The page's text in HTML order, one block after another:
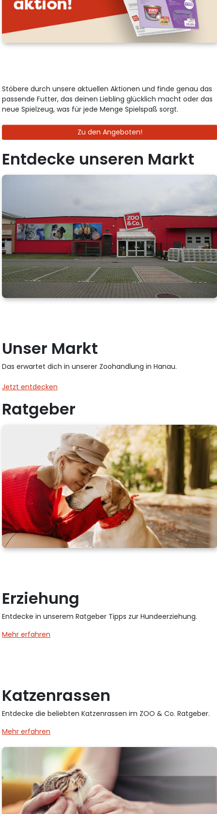
Stöbere durch unsere aktuellen Aktionen und finde genau das
passende Futter, das deinen Liebling glücklich macht oder das
neue Spielzeug, was für jede Menge Spielspaß sorgt.
Zu den Angeboten!
Entdecke unseren Markt
Unser Markt
Das erwartet dich in unserer Zoohandlung in Hanau.
Jetzt entdecken
Ratgeber
Erziehung
Entdecke in unserem Ratgeber Tipps zur Hundeerziehung.
Mehr erfahren
Katzenrassen
Entdecke die beliebten Katzenrassen im ZOO & Co. Ratgeber.
Mehr erfahren